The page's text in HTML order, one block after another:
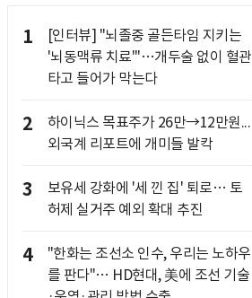
1
[인터뷰] "뇌졸중 골든타임 지키는
'뇌동맥류 치료'"…개두술 없이 혈관
타고 들어가 막는다
2
하이닉스 목표주가 26만→12만원...
외국계 리포트에 개미들 발칵
3
보유세 강화에 '세 낀 집' 퇴로… 토
허제 실거주 예외 확대 추진
4
"한화는 조선소 인수, 우리는 노하우
를 판다"… HD현대, 美에 조선 기술